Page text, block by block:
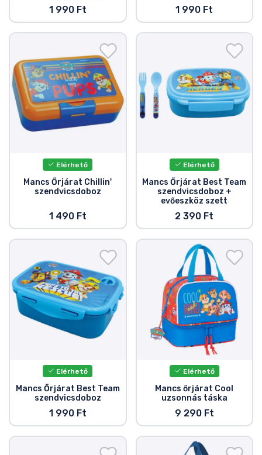
1 990 Ft 1 990 Ft
Elérhető
Mancs Őrjárat Chillin'
szendvicsdoboz
1 490 Ft
Elérhető
Mancs Őrjárat Best Team
szendvicsdoboz +
evőeszköz szett
2 390 Ft
Elérhető
Mancs Őrjárat Best Team
szendvicsdoboz
1 990 Ft
Elérhető
Mancs őrjárat Cool
uzsonnás táska
9 290 Ft